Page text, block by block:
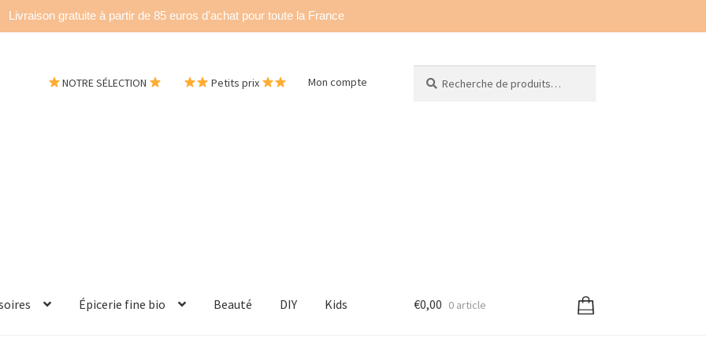
Livraison gratuite à partir de 85 euros d'achat pour toute la France
NOTRE SÉLECTION Petits prix Mon compte
pour :
Épicerie fine bio Beauté DIY Kids €0,00 0 article